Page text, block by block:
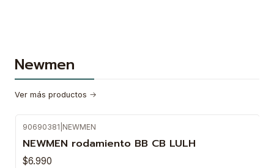
Newmen
Ver más productos
90690381 NEWMEN
NEWMEN rodamiento BB CB LULH
$6.990